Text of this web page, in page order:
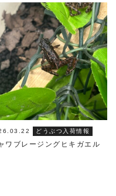
どうぶつ入荷情報
ワブレージングヒキガエル